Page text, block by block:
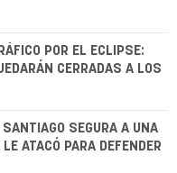
POR EL ECLIPSE:
CERRADAS A LOS
SEGURA A UNA
ATACÓ PARA DEFENDER